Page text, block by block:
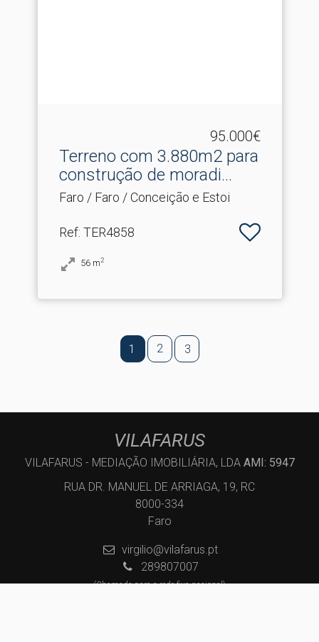
95.000€
Terreno com 3.​880m2 para
construção de moradi...
Faro / Faro / Conceição e Estoi
Ref: TER4858
56 m2
1 2 3
VILAFARUS
VILAFARUS - MEDIAÇÃO IMOBILIÁRIA, LDA AMI: 5947
RUA DR. MANUEL DE ARRIAGA, 19, RC
8000-334
Faro
virgilio@vilafarus.pt
289807007
(Chamada para a rede fixa nacional)